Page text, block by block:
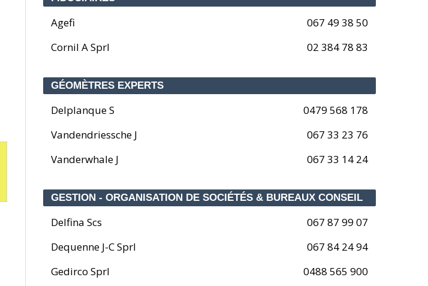
Agefi
067 49 38 50
Cornil A Sprl
02 384 78 83
GÉOMÈTRES EXPERTS
Delplanque S
0479 568 178
Vandendriessche J
067 33 23 76
Vanderwhale J
067 33 14 24
GESTION - ORGANISATION DE SOCIÉTÉS & BUREAUX CONSEIL
Delfina Scs
067 87 99 07
Dequenne J-C Sprl
067 84 24 94
Gedirco Sprl
0488 565 900